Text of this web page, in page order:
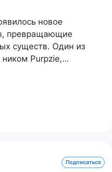
новое
превращающие
существ. Один из
ником Purpzie,…
Подписаться